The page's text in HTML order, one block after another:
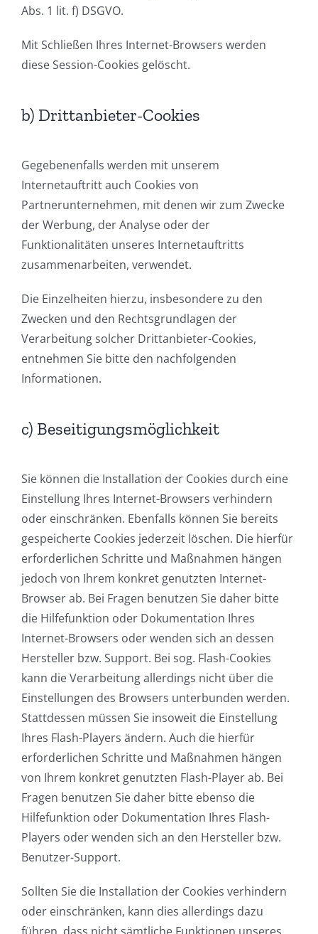
Abs. 1 lit. f) DSGVO.
Mit Schließen Ihres Internet-Browsers werden
diese Session-Cookies gelöscht.
b) Drittanbieter-Cookies
Gegebenenfalls werden mit unserem
Internetauftritt auch Cookies von
Partnerunternehmen, mit denen wir zum Zwecke
der Werbung, der Analyse oder der
Funktionalitäten unseres Internetauftritts
zusammenarbeiten, verwendet.
Die Einzelheiten hierzu, insbesondere zu den
Zwecken und den Rechtsgrundlagen der
Verarbeitung solcher Drittanbieter-Cookies,
entnehmen Sie bitte den nachfolgenden
Informationen.
c) Beseitigungsmöglichkeit
Sie können die Installation der Cookies durch eine
Einstellung Ihres Internet-Browsers verhindern
oder einschränken. Ebenfalls können Sie bereits
gespeicherte Cookies jederzeit löschen. Die hierfür
erforderlichen Schritte und Maßnahmen hängen
jedoch von Ihrem konkret genutzten Internet-
Browser ab. Bei Fragen benutzen Sie daher bitte
die Hilfefunktion oder Dokumentation Ihres
Internet-Browsers oder wenden sich an dessen
Hersteller bzw. Support. Bei sog. Flash-Cookies
kann die Verarbeitung allerdings nicht über die
Einstellungen des Browsers unterbunden werden.
Stattdessen müssen Sie insoweit die Einstellung
Ihres Flash-Players ändern. Auch die hierfür
erforderlichen Schritte und Maßnahmen hängen
von Ihrem konkret genutzten Flash-Player ab. Bei
Fragen benutzen Sie daher bitte ebenso die
Hilfefunktion oder Dokumentation Ihres Flash-
Players oder wenden sich an den Hersteller bzw.
Benutzer-Support.
Sollten Sie die Installation der Cookies verhindern
oder einschränken, kann dies allerdings dazu